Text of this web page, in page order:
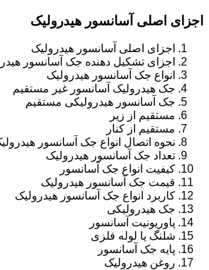
اجزای اصلی آسانسور هیدرولیک
اجزای اصلی آسانسور هیدرولیک
اجزای تشکیل دهنده جک آسانسور
انواع جک آسانسور هیدرولیک
جک هیدرولیک آسانسور غیر مستقیم
جک آسانسور هیدرولیکی مستقیم
مستقیم از زیر
مستقیم از کنار
نحوه اتصال انواع جک آسانسور
تعداد جک آسانسور هیدرولیک
کیفیت انواع جک آسانسور
قیمت جک آسانسور هیدرولیک
کاربرد انواع جک آسانسور هیدرولیک
جک هیدرولیکی
پاوریونیت آسانسور
شلنگ یا لوله فلزی
پایه جک آسانسور
روغن هیدرولیک